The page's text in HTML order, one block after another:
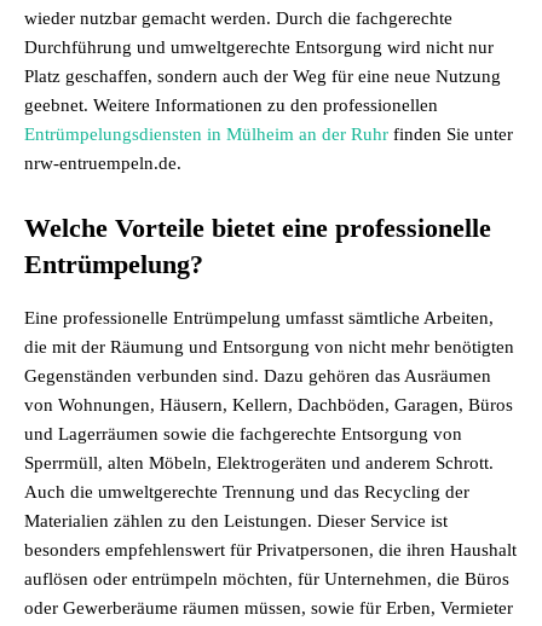
wieder nutzbar gemacht werden. Durch die fachgerechte
Durchführung und umweltgerechte Entsorgung wird nicht nur
Platz geschaffen, sondern auch der Weg für eine neue Nutzung
geebnet. Weitere Informationen zu den professionellen
Entrümpelungsdiensten in Mülheim an der Ruhr finden Sie unter
nrw-entruempeln.de.
Welche Vorteile bietet eine professionelle
Entrümpelung?
Eine professionelle Entrümpelung umfasst sämtliche Arbeiten,
die mit der Räumung und Entsorgung von nicht mehr benötigten
Gegenständen verbunden sind. Dazu gehören das Ausräumen
von Wohnungen, Häusern, Kellern, Dachböden, Garagen, Büros
und Lagerräumen sowie die fachgerechte Entsorgung von
Sperrmüll, alten Möbeln, Elektrogeräten und anderem Schrott.
Auch die umweltgerechte Trennung und das Recycling der
Materialien zählen zu den Leistungen. Dieser Service ist
besonders empfehlenswert für Privatpersonen, die ihren Haushalt
auflösen oder entrümpeln möchten, für Unternehmen, die Büros
oder Gewerberäume räumen müssen, sowie für Erben, Vermieter